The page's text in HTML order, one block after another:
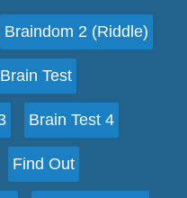
Braindom 2 (Riddle)
Brain Test
Brain Test 4
Find Out